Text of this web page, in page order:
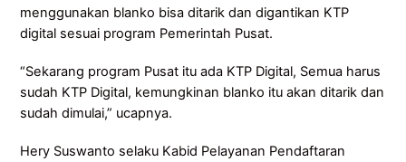
menggunakan blanko bisa ditarik dan digantikan KTP
digital sesuai program Pemerintah Pusat.
“Sekarang program Pusat itu ada KTP Digital, Semua harus
sudah KTP Digital, kemungkinan blanko itu akan ditarik dan
sudah dimulai,” ucapnya.
Hery Suswanto selaku Kabid Pelayanan Pendaftaran